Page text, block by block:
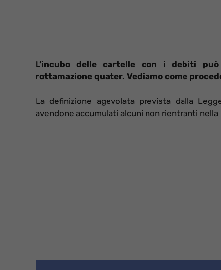
L’incubo delle cartelle con i debiti
rottamazione quater. Vediamo come
La definizione agevolata prevista dalla
avendone accumulati alcuni non rientranti